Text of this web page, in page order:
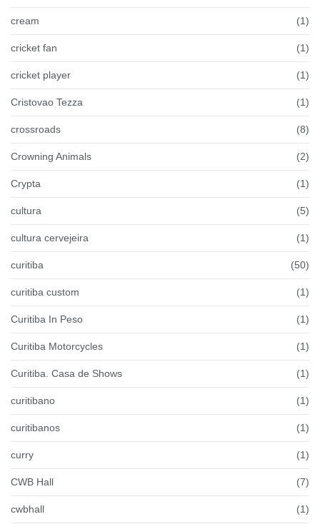
cream (1)
cricket fan (1)
cricket player (1)
Cristovao Tezza (1)
crossroads (8)
Crowning Animals (2)
Crypta (1)
cultura (5)
cultura cervejeira (1)
curitiba (50)
curitiba custom (1)
Curitiba In Peso (1)
Curitiba Motorcycles (1)
Curitiba. Casa de Shows (1)
curitibano (1)
curitibanos (1)
curry (1)
CWB Hall (7)
cwbhall (1)